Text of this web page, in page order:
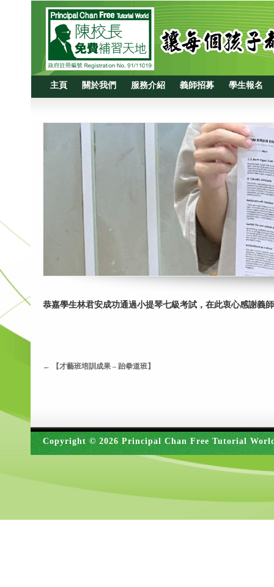
主頁 關於我們 服務介紹 義師招募 學生報名
恭嘉學生林君安成功通過小提琴七級考試，在此衷心感謝義
← 【才藝班培訓成果 – 跆拳道班】
Copyright © 2026 Principal Chan Free Tutorial